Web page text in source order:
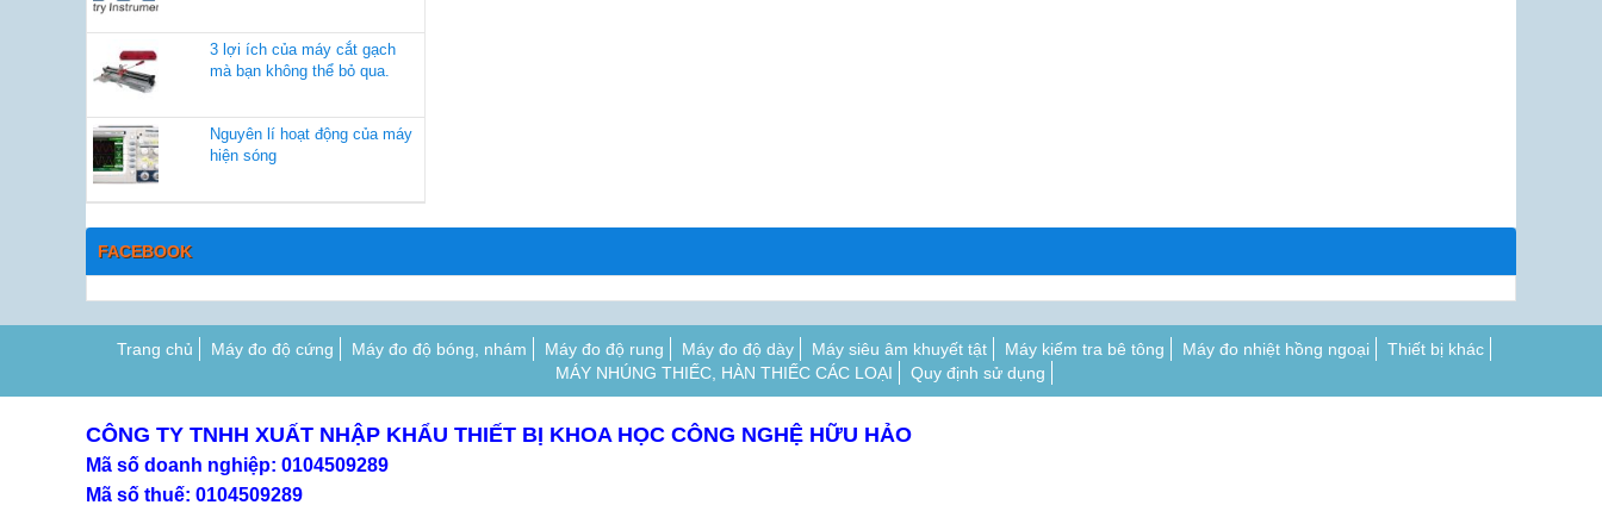
3 lợi ích của máy cắt gạch
mà bạn không thể bỏ qua.
Nguyên lí hoạt động của máy
hiện sóng
FACEBOOK
Trang chủ Máy đo độ cứng Máy đo độ bóng, nhám Máy đo độ rung Máy đo độ dày Máy siêu âm khuyết tật Máy kiểm tra bê tông Máy đo nhiệt hồng ngoại
Thiết bị khác
MÁY NHÚNG THIẾC, HÀN THIẾC CÁC LOẠI
Quy định sử dụng
CÔNG TY TNHH XUẤT NHẬP KHẨU THIẾT BỊ KHOA HỌC CÔNG NGHỆ HỮU HẢO
Mã số doanh nghiệp: 0104509289
Mã số thuế: 0104509289